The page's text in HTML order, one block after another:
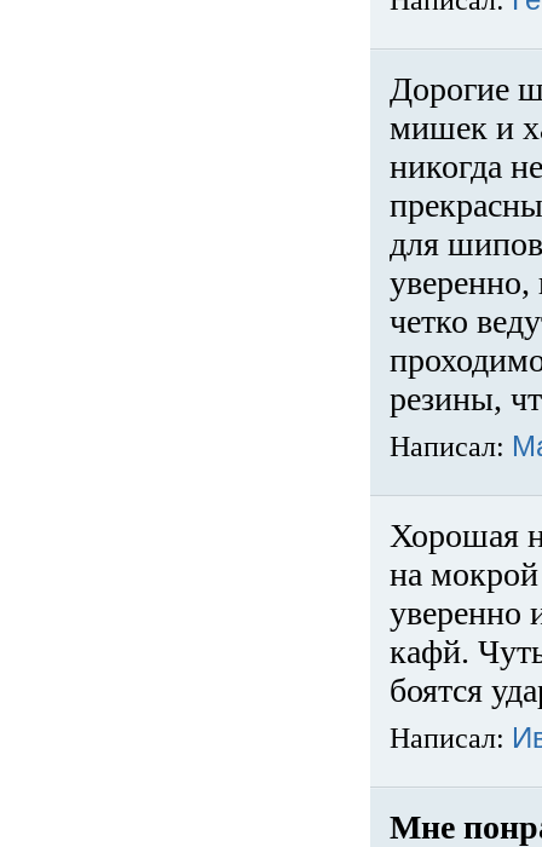
Дорогие
мишек и
никогда
для
четко
резины,
Написал:
Хорошая
на
уверенно
кафй.
боятся
Написал:
Мне